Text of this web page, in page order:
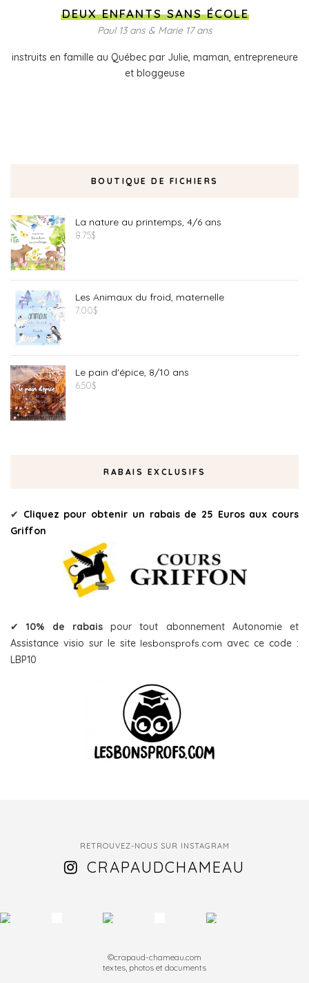
DEUX ENFANTS SANS ÉCOLE
Paul 13 ans & Marie 17 ans
instruits en famille au Québec par Julie, maman, entrepreneure
et bloggeuse
BOUTIQUE DE FICHIERS
La nature au printemps, 4/6 ans
8.75$
Les Animaux du froid, maternelle
7.00$
Le pain d'épice, 8/10 ans
6.50$
RABAIS EXCLUSIFS
✔ Cliquez pour obtenir un rabais de 25 Euros aux cours
Griffon
✔10% de rabaispour tout abonnement Autonomie et
Assistance visio sur le site lesbonsprofs.com avec ce code :
LBP10
RETROUVEZ-NOUS SUR INSTAGRAM
CRAPAUDCHAMEAU
©crapaud-chameau.com
textes, photos et documents